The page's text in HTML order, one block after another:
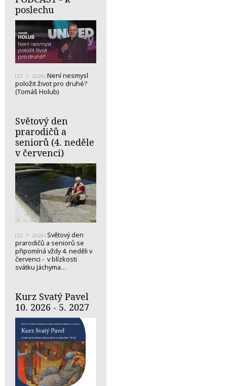
poslechu
(27. 7. 2026) Není nesmysl
položit život pro druhé?
(Tomáš Holub)
Světový den
prarodičů a
seniorů (4. neděle
v červenci)
(22. 7. 2026) Světový den
prarodičů a seniorů se
připomíná vždy 4. neděli v
červenci - v blízkosti
svátku Jáchyma…
Kurz Svatý Pavel
10. 2026 - 5. 2027